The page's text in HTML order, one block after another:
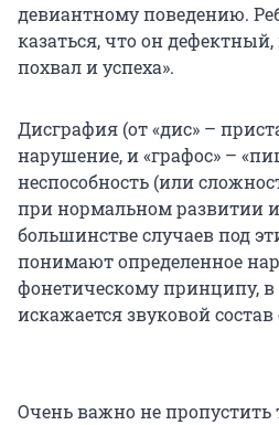
девиантному поведению.
казаться, что он
похвал и успеха».
Дисграфия (от «дис» –
нарушение, и «графос» –
неспособность (или
при нормальном развитии
большинстве случаев под
понимают определенное
фонетическому принципу, в
искажается звуковой состав
Очень важно не